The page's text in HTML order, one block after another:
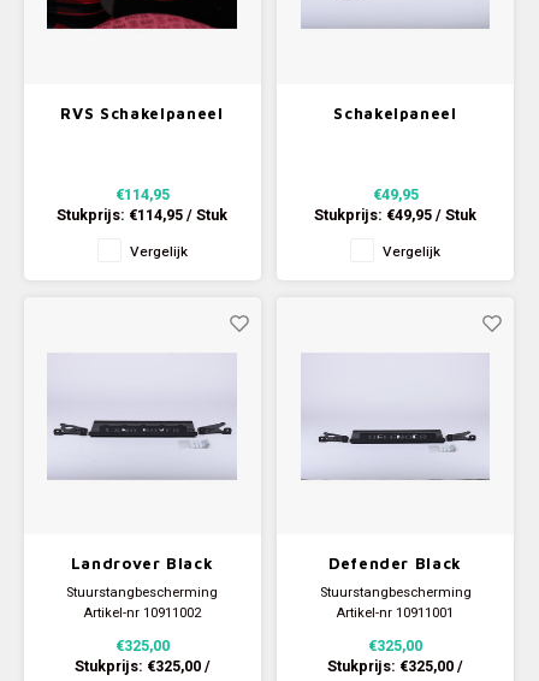
RVS Schakelpaneel
€114,95
Stukprijs: €114,95/Stuk
Vergelijk
Schakelpaneel
€49,95
Stukprijs: €49,95/Stuk
Vergelijk
Landrover Black
Stuurstangbescherming
Artikel-nr 10911002
€325,00
Stukprijs: €325,00/
Defender Black
Stuurstangbescherming
Artikel-nr 10911001
€325,00
Stukprijs: €325,00/